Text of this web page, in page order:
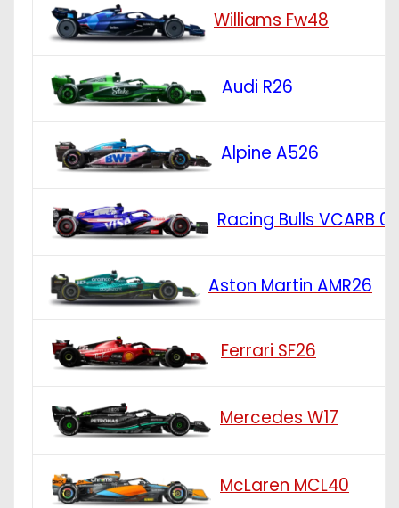
Williams Fw48
Audi R26
Alpine A526
Racing Bulls VCARB 03
Aston Martin AMR26
Ferrari SF26
Mercedes W17
McLaren MCL40